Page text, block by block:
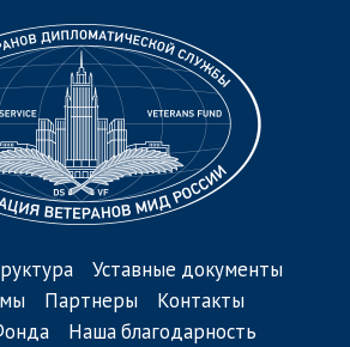
Уставные документы
Партнеры
Контакты
Наша благодарность